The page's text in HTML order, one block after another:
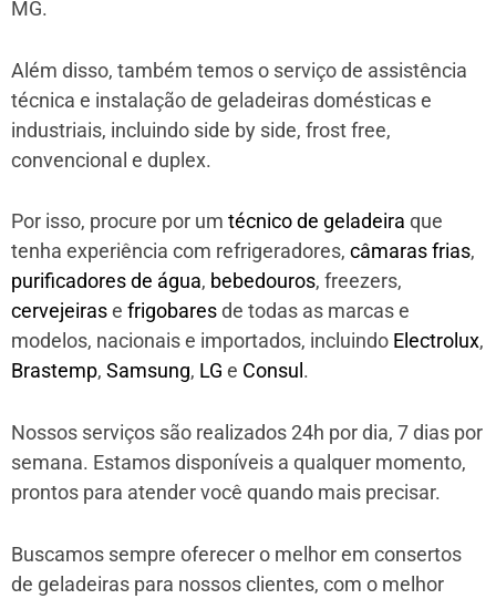
MG.
Além disso, também temos o serviço de assistência
técnica e instalação de geladeiras domésticas e
industriais, incluindo side by side, frost free,
convencional e duplex.
Por isso, procure por um técnico de geladeira que
tenha experiência com refrigeradores, câmaras frias,
purificadores de água, bebedouros, freezers,
cervejeirase frigobaresde todas as marcas e
modelos, nacionais e importados, incluindo Electrolux,
Brastemp, Samsung, LG e Consul .
Nossos serviços são realizados 24h por dia, 7 dias por
semana. Estamos disponíveis a qualquer momento,
prontos para atender você quando mais precisar.
Buscamos sempre oferecer o melhor em consertos
de geladeiras para nossos clientes, com o melhor